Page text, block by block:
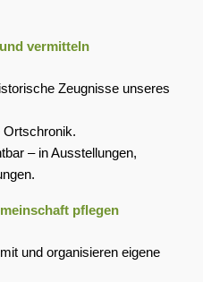
vermitteln
Zeugnisse unseres
Ortschronik.
– in Ausstellungen,
pflegen
und organisieren eigene